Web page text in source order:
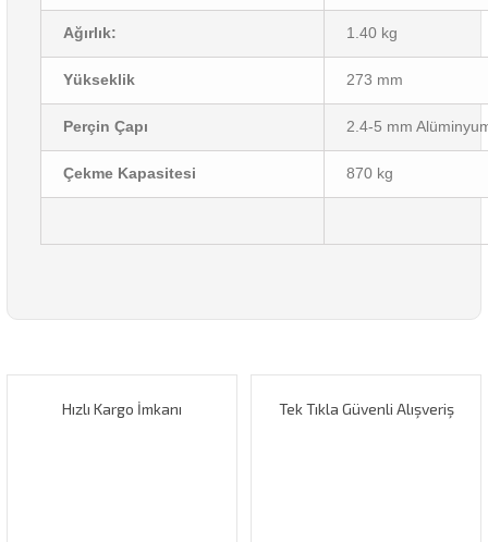
Ağırlık: 1.40 kg
Yükseklik 273 mm
Perçin Çapı 2.4-5 mm
Çekme Kapasitesi 870 kg
Görüş ve önerileriniz için teşekkür ederiz.
Hızlı Kargo İmkanı Tek Tıkla Güvenli Alışveriş